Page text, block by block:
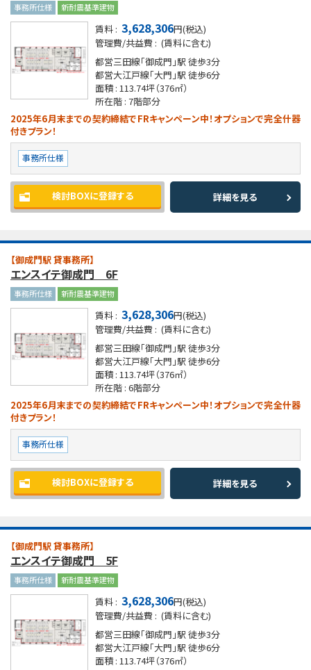
事務所仕様 新耐震基準建物
賃料 : 3,628,306円(税込)
管理費/共益費 : (賃料に含む)
都営三田線「御成門」駅 徒歩3分
都営大江戸線「大門」駅 徒歩6分
面積 : 113.74坪（376㎡）
所在階 : 7階部分
2025年6月末までの契約締結でFRキャンペーン中！オプションで完全什器
付きプラン！
事務所仕様
検討BOXに登録する 詳細を見る
【御成門駅 貸事務所】
エンスイテ御成門 6F
事務所仕様 新耐震基準建物
賃料 : 3,628,306円(税込)
管理費/共益費 : (賃料に含む)
都営三田線「御成門」駅 徒歩3分
都営大江戸線「大門」駅 徒歩6分
面積 : 113.74坪（376㎡）
所在階 : 6階部分
2025年6月末までの契約締結でFRキャンペーン中！オプションで完全什器
付きプラン！
事務所仕様
検討BOXに登録する 詳細を見る
【御成門駅 貸事務所】
エンスイテ御成門 5F
事務所仕様 新耐震基準建物
賃料 : 3,628,306円(税込)
管理費/共益費 : (賃料に含む)
都営三田線「御成門」駅 徒歩3分
都営大江戸線「大門」駅 徒歩6分
面積 : 113.74坪（376㎡）